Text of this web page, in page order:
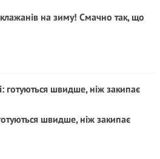
на зиму! Смачно так, що
швидше, ніж закипає